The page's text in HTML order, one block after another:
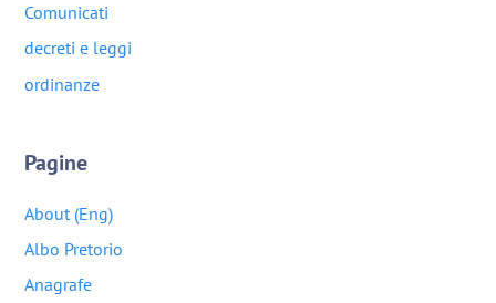
Comunicati
decreti e leggi
ordinanze
Pagine
About (Eng)
Albo Pretorio
Anagrafe